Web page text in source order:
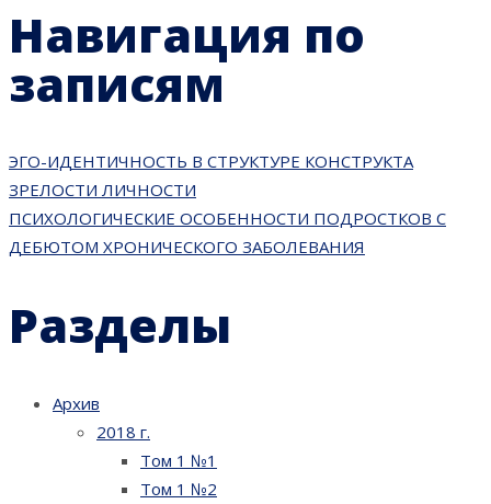
Навигация по
записям
ЭГО-ИДЕНТИЧНОСТЬ В СТРУКТУРЕ КОНСТРУКТА
ЗРЕЛОСТИ ЛИЧНОСТИ
ПСИХОЛОГИЧЕСКИЕ ОСОБЕННОСТИ ПОДРОСТКОВ С
ДЕБЮТОМ ХРОНИЧЕСКОГО ЗАБОЛЕВАНИЯ
Разделы
Архив
2018 г.
Том 1 №1
Том 1 №2